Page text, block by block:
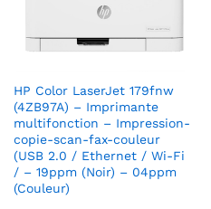
HP Color LaserJet 179fnw
(4ZB97A) – Imprimante
multifonction – Impression-
copie-scan-fax-couleur
(USB 2.0 / Ethernet / Wi-Fi
/ – 19ppm (Noir) – 04ppm
(Couleur)